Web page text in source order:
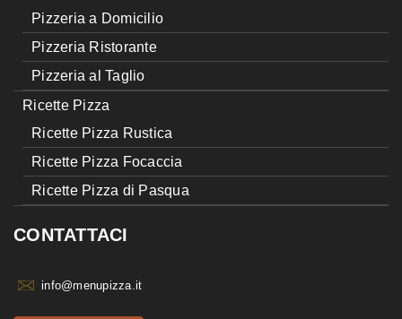
Pizzeria a Domicilio
Pizzeria Ristorante
Pizzeria al Taglio
Ricette Pizza
Ricette Pizza Rustica
Ricette Pizza Focaccia
Ricette Pizza di Pasqua
CONTATTACI
info@menupizza.it